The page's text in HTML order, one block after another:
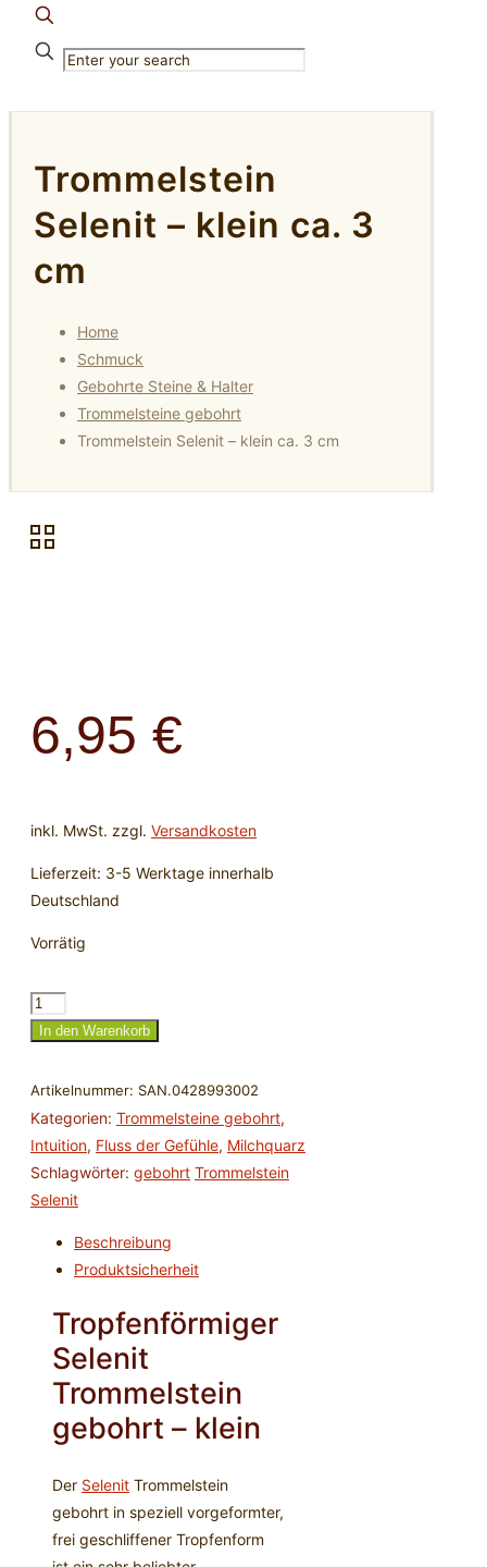
Trommelstein
Selenit – klein ca. 3
cm
Home
Schmuck
Gebohrte Steine & Halter
Trommelsteine gebohrt
Trommelstein Selenit – klein ca. 3 cm
6,95 €
inkl. MwSt. zzgl. Versandkosten
Lieferzeit: 3-5 Werktage innerhalb
Deutschland
Vorrätig
Trommelstein
Selenit
klein
ca.
3
cm
Menge
In den Warenkorb
Artikelnummer: SAN.0428993002
Kategorien: Trommelsteine gebohrt,
Intuition, Fluss der Gefühle, Milchquarz
Schlagwörter: gebohrt Trommelstein
Selenit
Beschreibung
Produktsicherheit
Tropfenförmiger
Selenit
Trommelstein
gebohrt – klein
Der Selenit Trommelstein
gebohrt in speziell vorgeformter,
frei geschliffener Tropfenform